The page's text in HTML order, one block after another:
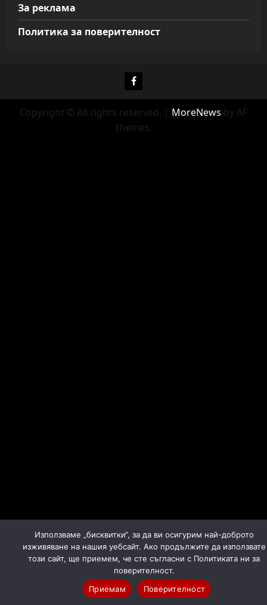
За реклама
Политика за поверителност
Фейсбук
Copyright © All rights reserved. | MoreNews by AF
themes.
Използваме „бисквитки“, за да ви осигурим най-доброто
изживяване на нашия уебсайт. Ако продължите да използвате
този сайт, ще приемем, че сте съгласни с Политиката ни за
поверителност.
Приемам
Поверителност